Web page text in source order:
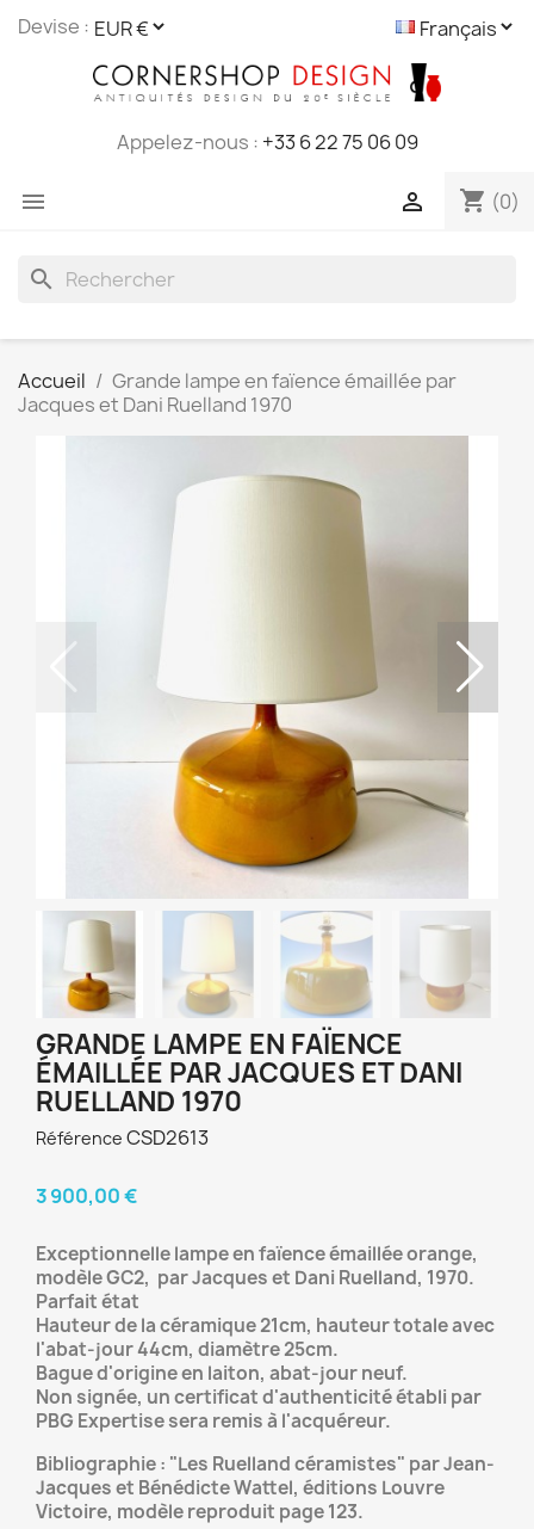
Devise :
Appelez-nous : +33 6 22 75 06 09
 shopping_cart (0)

search
Accueil
Grande lampe en faïence émaillée par
Jacques et Dani Ruelland 1970
GRANDE LAMPE EN FAÏENCE
ÉMAILLÉE PAR JACQUES ET DANI
RUELLAND 1970
Référence CSD2613
3 900,00 €
Exceptionnelle lampe en faïence émaillée orange,
modèle GC2, par Jacques et Dani Ruelland, 1970.
Parfait état
Hauteur de la céramique 21cm, hauteur totale avec
l'abat-jour 44cm, diamètre 25cm.
Bague d'origine en laiton, abat-jour neuf.
Non signée, un certificat d'authenticité établi par
PBG Expertise sera remis à l'acquéreur.
Bibliographie : "Les Ruelland céramistes" par Jean-
Jacques et Bénédicte Wattel, éditions Louvre
Victoire, modèle reproduit page 123.